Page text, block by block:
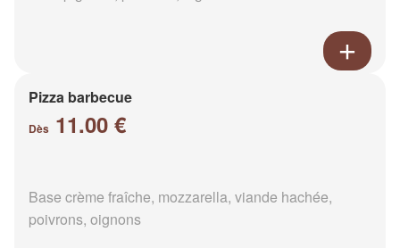
Pizza barbecue
Dès 11.00 €
Base crème fraîche, mozzarella, viande hachée,
poivrons, oignons